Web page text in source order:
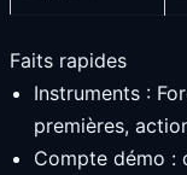
Faits rapides
Instruments :
premières,
Compte démo :